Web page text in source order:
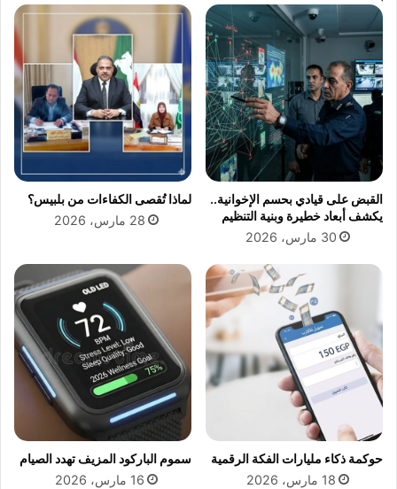
ت
ت
ا
ح
و
أ
ا
ر
ا
ل
ع
ب
د
ا
ل
ع
ز
ت
ص
م
ج
د
ة
و
ت
ع
ر
القبض على قيادي بحسم الإخوانية..
يكشف أبعاد خطيرة وبنية التنظيم
30 مارس، 2026
لماذا تُقصى الكفاءات من بلبيس؟
28 مارس، 2026
حوكمة ذكاء مليارات الفكة الرقمية
18 مارس، 2026
سموم الباركود المزيف تهدد الصيام
16 مارس، 2026